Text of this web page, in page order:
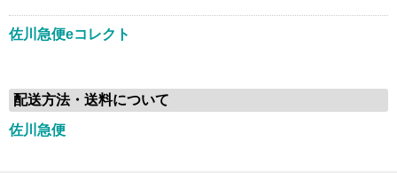
佐川急便eコレクト
配送方法・送料について
佐川急便